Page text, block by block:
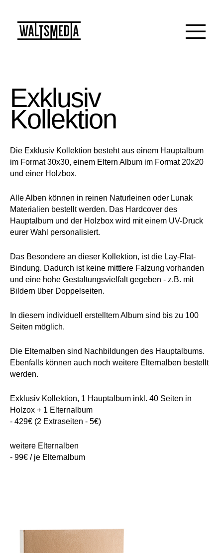
Exklusiv
Kollektion
Die Exklusiv Kollektion besteht aus einem Hauptalbum
im Format 30x30, einem Eltern Album im Format 20x20
und einer Holzbox.
Alle Alben können in reinen Naturleinen oder Lunak
Materialien bestellt werden. Das Hardcover des
Hauptalbum und der Holzbox wird mit einem UV-Druck
eurer Wahl personalisiert.
Das Besondere an dieser Kollektion, ist die Lay-Flat-
Bindung. Dadurch ist keine mittlere Falzung vorhanden
und eine hohe Gestaltungsvielfalt gegeben - z.B. mit
Bildern über Doppelseiten.
In diesem individuell erstelltem Album sind bis zu 100
Seiten möglich.
Die Elternalben sind Nachbildungen des Hauptalbums.
Ebenfalls können auch noch weitere Elternalben bestellt
werden.
Exklusiv Kollektion, 1 Hauptalbum inkl. 40 Seiten in
Holzox + 1 Elternalbum
- 429€ (2 Extraseiten - 5€)
weitere Elternalben
- 99€ / je Elternalbum